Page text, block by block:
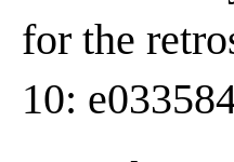
for the
10: